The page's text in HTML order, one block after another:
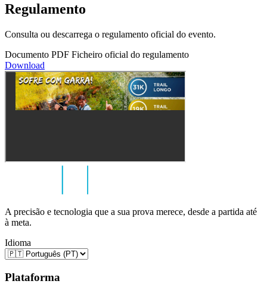
Regulamento
Consulta ou descarrega o regulamento oficial do evento.
Documento PDF Ficheiro oficial do regulamento
Download
A precisão e tecnologia que a sua prova merece, desde a partida até
à meta.
Idioma
Plataforma